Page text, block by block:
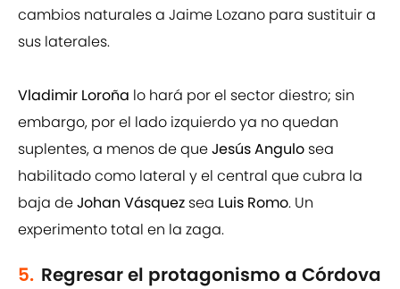
cambios naturales a Jaime Lozano para sustituir a
sus laterales.
Vladimir Loroña lo hará por el sector diestro; sin
embargo, por el lado izquierdo ya no quedan
suplentes, a menos de queJesús Angulo sea
habilitado como lateral y el central que cubra la
baja deJohan Vásquez sea Luis Romo. Un
experimento total en la zaga.
5. Regresar el protagonismo a Córdova